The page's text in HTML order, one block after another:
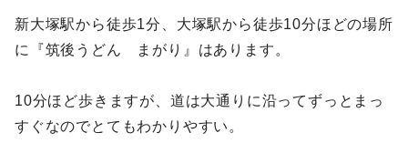
新大塚駅から徒歩1分、大塚駅から徒歩10分ほどの場所
に『筑後うどん まがり』はあります。
10分ほど歩きますが、道は大通りに沿ってずっとまっ
すぐなのでとてもわかりやすい。